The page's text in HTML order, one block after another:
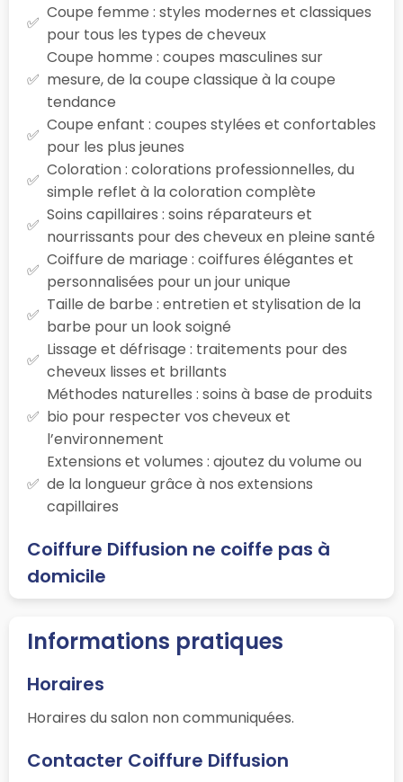
Coupe femme : styles modernes et classiques
pour tous les types de cheveux
Coupe homme : coupes masculines sur
mesure, de la coupe classique à la coupe
tendance
Coupe enfant : coupes stylées et confortables
pour les plus jeunes
Coloration : colorations professionnelles, du
simple reflet à la coloration complète
Soins capillaires : soins réparateurs et
nourrissants pour des cheveux en pleine santé
Coiffure de mariage : coiffures élégantes et
personnalisées pour un jour unique
Taille de barbe : entretien et stylisation de la
barbe pour un look soigné
Lissage et défrisage : traitements pour des
cheveux lisses et brillants
Méthodes naturelles : soins à base de produits
bio pour respecter vos cheveux et
l’environnement
Extensions et volumes : ajoutez du volume ou
de la longueur grâce à nos extensions
capillaires
Coiffure Diffusion ne coiffe pas à
domicile
Informations pratiques
Horaires
Horaires du salon non communiquées.
Contacter Coiffure Diffusion